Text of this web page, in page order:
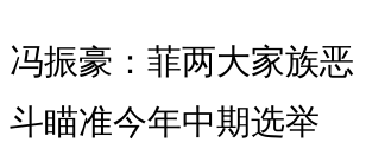
冯振豪：菲两大家族恶
斗瞄准今年中期选举